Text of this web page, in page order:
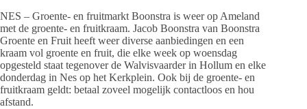
NES – Groente- en fruitmarkt Boonstra is weer op Ameland
met de groente- en fruitkraam. Jacob Boonstra van Boonstra
Groente en Fruit heeft weer diverse aanbiedingen en een
kraam vol groente en fruit, die elke week op woensdag
opgesteld staat tegenover de Walvisvaarder in Hollum en elke
donderdag in Nes op het Kerkplein. Ook bij de groente- en
fruitkraam geldt: betaal zoveel mogelijk contactloos en hou
afstand.